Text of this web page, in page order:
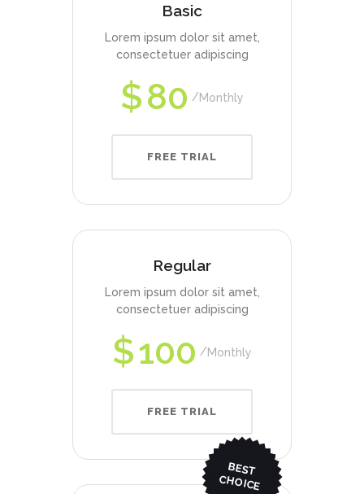
Basic
Lorem ipsum dolor sit amet,
consectetuer adipiscing
$80 Monthly
FREE TRIAL
Regular
Lorem ipsum dolor sit amet,
consectetuer adipiscing
$100 Monthly
FREE TRIAL
BEST
CHO
ICE